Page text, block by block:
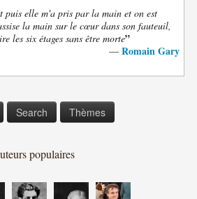
puis elle m'a pris par la main et on est
la main sur le cœur dans son fauteuil,
les six étages sans être morte”
— Romain Gary
Search Thèmes
populaires